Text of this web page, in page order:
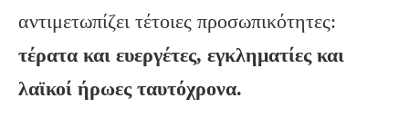
αντιμετωπίζει τέτοιες προσωπικότητες:
τέρατα και ευεργέτες, εγκληματίες και
λαϊκοί ήρωες ταυτόχρονα.